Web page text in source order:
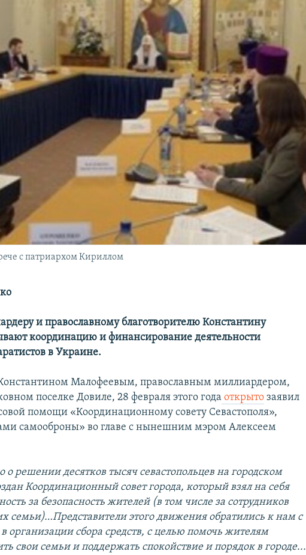
с патриархом Кириллом
и православному благотворителю Константину
координацию и финансирование деятельности
в Украине.
Малофеевым, православным миллиардером,
поселке Довиле, 28 февраля этого года открыто заявил
помощи «Координационному совету Cевастополя»,
самооброны» во главе с нынешним мэром Алексеем
о решении десятков тысяч севастопольцев на городском
Координационный совет города, который взял на себя
за безопасность жителей (в том числе за сотрудников
семьи)…Представители этого движения обратились к нам с
организации сбора средств, с целью помочь жителям
свои семьи и поддержать спокойствие и порядок в городе...